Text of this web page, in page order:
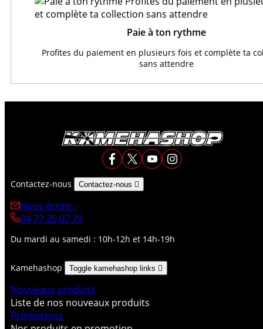
Paie à ton rythme
Profites du paiement en plusieurs fois et complète ta
sans attendre
Contactez-nous Contactez-nous 
Nous écrire :
04 77 25 07 79
Du mardi au samedi : 10h-12h et 14h-19h
Kamehashop Toggle kamehashop links 
Nouveaux produits
Liste de nos nouveaux produits
Promotions